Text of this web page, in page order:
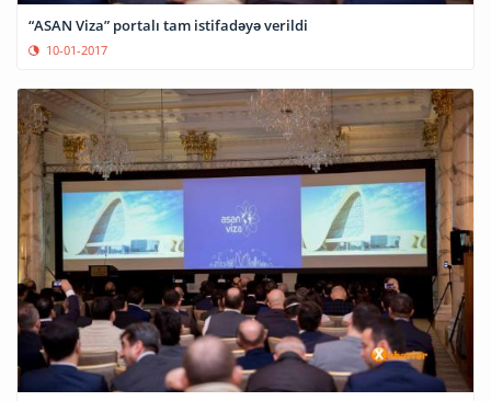
“ASAN Viza” portalı tam istifadəyə verildi
10-01-2017